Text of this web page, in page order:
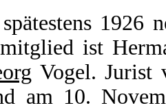
1926
ist
Vogel. Jurist
am 10.